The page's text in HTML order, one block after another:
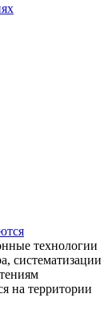
технологии
систематизации
на территории